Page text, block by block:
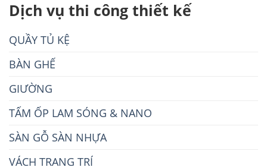
Dịch vụ thi công thiết kế
QUẦY TỦ KỆ
BÀN GHẾ
GIƯỜNG
TẤM ỐP LAM SÓNG & NANO
SÀN GỖ SÀN NHỰA
VÁCH TRANG TRÍ